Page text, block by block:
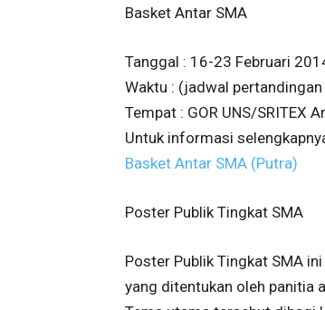
Basket Antar SMA
Tanggal : 16-23 Februari
Waktu : (jadwal
Tempat : GOR UNS/SRITEX
Untuk informasi
Basket Antar SMA (Putra)
Poster Publik Tingkat SMA
Poster Publik Tingkat SMA
yang ditentukan oleh panitia